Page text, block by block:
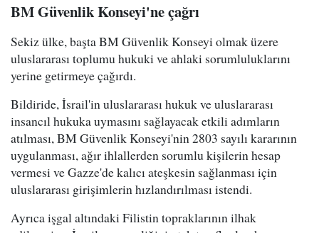
BM Güvenlik Konseyi'ne çağrı
Sekiz ülke, başta BM Güvenlik Konseyi olmak üzere
uluslararası toplumu hukuki ve ahlaki sorumluluklarını
yerine getirmeye çağırdı.
Bildiride, İsrail'in uluslararası hukuk ve uluslararası
insancıl hukuka uymasını sağlayacak etkili adımların
atılması, BM Güvenlik Konseyi'nin 2803 sayılı kararının
uygulanması, ağır ihlallerden sorumlu kişilerin hesap
vermesi ve Gazze'de kalıcı ateşkesin sağlanması için
uluslararası girişimlerin hızlandırılması istendi.
Ayrıca işgal altındaki Filistin topraklarının ilhak